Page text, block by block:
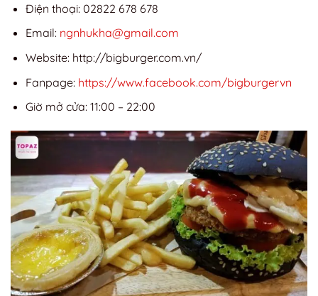
Điện thoại: 02822 678 678
Email: ngnhukha@gmail.com
Website: http://bigburger.com.vn/
Fanpage: https://www.facebook.com/bigburgervn
Giờ mở cửa: 11:00 – 22:00